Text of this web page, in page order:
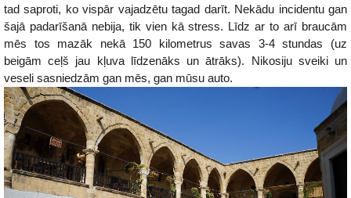
tad saproti, ko vispār vajadzētu tagad darīt. Nekādu incidentu gan
šajā padarīšanā nebija, tik vien kā stress. Līdz ar to arī braucām
mēs tos mazāk nekā 150 kilometrus savas 3-4 stundas (uz
beigām ceļš jau kļuva līdzenāks un ātrāks). Nikosiju sveiki un
veseli sasniedzām gan mēs, gan mūsu auto.